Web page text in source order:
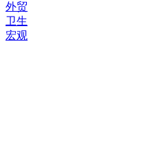
外贸
卫生
宏观